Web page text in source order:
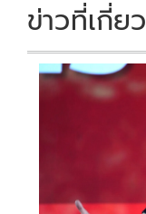
ข่าวที่เกี่ย